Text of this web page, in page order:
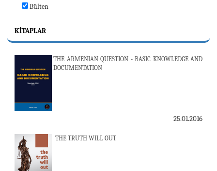
Bülten
KITAPLAR
THE ARMENIAN QUESTION - BASIC KNOWLEDGE AND
DOCUMENTATION
25.01.2016
THE TRUTH WILL OUT